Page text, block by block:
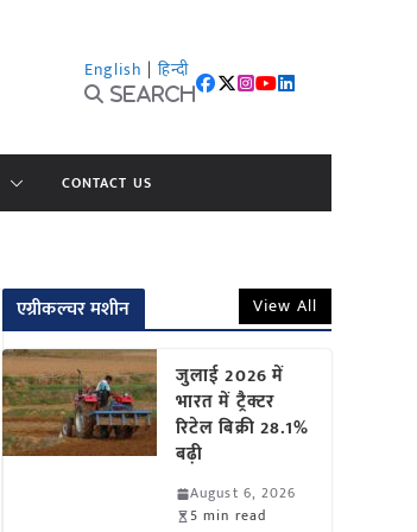
English | हिन्दी
Search
CONTACT US
एग्रीकल्चर मशीन View All
जुलाई 2026 में
भारत में ट्रैक्टर
रिटेल बिक्री 28.1%
बढ़ी
August 6, 2026
5 min read